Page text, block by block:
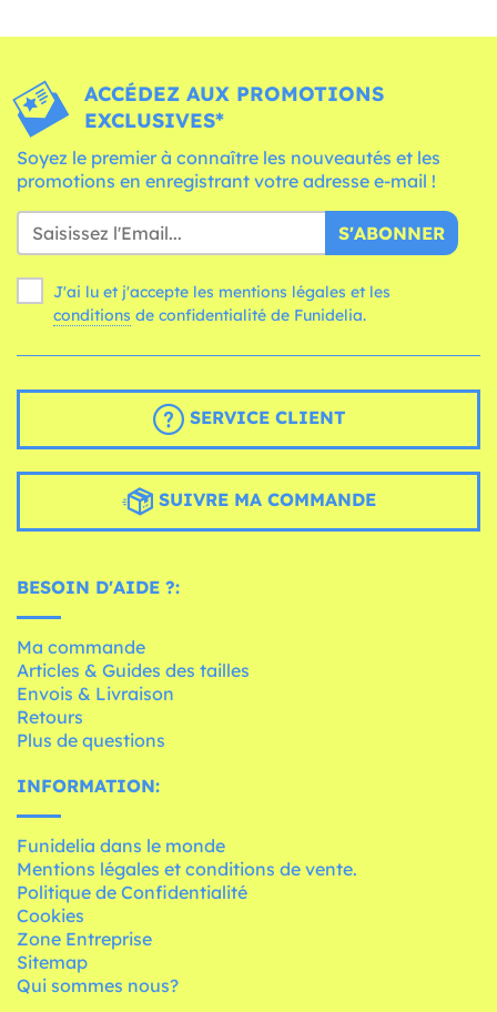
ACCÉDEZ AUX PROMOTIONS
EXCLUSIVES*
Soyez le premier à connaître les nouveautés et les
promotions en enregistrant votre adresse e-mail !
S'ABONNER
J'ai lu et j'accepte les mentions légales et les
conditions de confidentialité de Funidelia.
SERVICE CLIENT
SUIVRE MA COMMANDE
BESOIN D'AIDE ?:
Ma commande
Articles & Guides des tailles
Envois & Livraison
Retours
Plus de questions
INFORMATION:
Funidelia dans le monde
Mentions légales et conditions de vente.
Politique de Confidentialité
Cookies
Zone Entreprise
Sitemap
Qui sommes nous?